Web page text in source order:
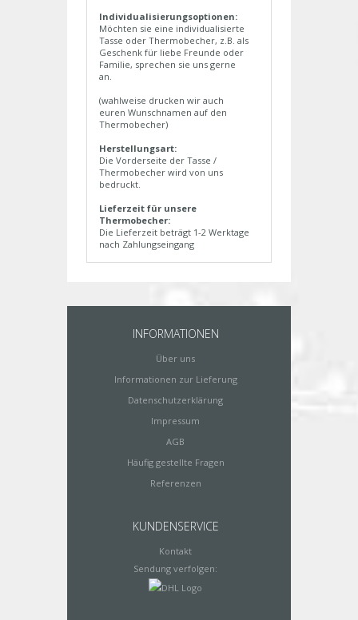
Individualisierungsoptionen:
Möchten sie eine individualisierte
Tasse oder Thermobecher, z.B. als
Geschenk für liebe Freunde oder
Familie, sprechen sie uns gerne
an.
(wahlweise drucken wir auch
euren Wunschnamen auf den
Thermobecher)
Herstellungsart:
Die Vorderseite der Tasse /
Thermobecher wird von uns
bedruckt.
Lieferzeit für unsere
Thermobecher:
Die Lieferzeit beträgt 1-2 Werktage
nach Zahlungseingang
INFORMATIONEN
Über uns
Informationen zur Lieferung
Datenschutzerklärung
Impressum
AGB
Häufig gestellte Fragen
Referenzen
KUNDENSERVICE
Kontakt
Sendung verfolgen: